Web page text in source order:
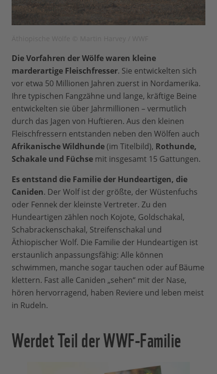
Die Vorfahren der Wölfe waren kleine
marderartige Fleischfresser. Sie entwickelten sich
vor etwa 50 Millionen Jahren zuerst in Nordamerika.
Ihre typischen Fangzähne und lange, kräftige Beine
entwickelten sie über Jahrmillionen – vermutlich
durch das Jagen von Huftieren. Aus den kleinen
Fleischfressern entstanden neben den Wölfen auch
Afrikanische Wildhunde(im Titelbild), Rothunde,
Schakale und Füchse mit insgesamt 15 Gattungen.
Es entstand die Familie der Hundeartigen, die
Caniden. Der Wolf ist der größte, der Wüstenfuchs
oder Fennek der kleinste Vertreter. Zu den
Hundeartigen zählen noch Kojote, Goldschakal,
Schabrackenschakal, Streifenschakal und
Äthiopischer Wolf. Die Familie der Hundeartigen ist
erstaunlich anpassungsfähig: Alle können
schwimmen, manche sogar tauchen oder auf Bäume
klettern. Fast alle Caniden „sehen“ mit der Nase,
hören hervorragend, haben Reviere und leben meist
in Rudeln.
Werdet Teil der WWF-Familie